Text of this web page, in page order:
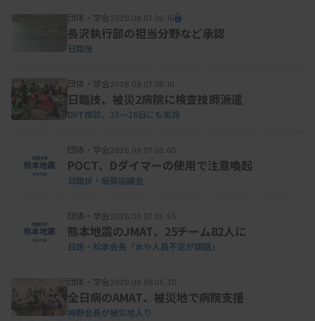
【副会長】新田誠（済生会二日市病院検査部技師
長）▽藤原弘光○（済生会境港総合病院臨床検査科
【ブロック代表】東北・北海道：佐藤政信○（北上
○（水戸済生会総合病院医療技術部臨床検査科科
長）▽北信越：大竹伸哉○（済生会新潟病院検査部
山病院診療技術部臨床検査科技師長）▽中四国：鋼
雅美○（岡山済生会総合病院中央検査科技師長）▽
団体・学会2026.08.07 06:15
長沢執行部の担当分野など承認
日臨技
団体・学会2026.08.07 06:10
日臨技、被災2病院に検査技師派遣
DVT検診、15～16日にも実施
団体・学会2026.08.07 06:05
POCT、Dダイマーの使用で注意喚起
日臨技・振興協議会
団体・学会2026.08.07 05:55
熊本地震のJMAT、25チーム82人に
日医・松本会長「水や人員不足が課題」
団体・学会2026.08.06 05:30
全日病のAMAT、被災地で病院支援
神野会長が被災地入り